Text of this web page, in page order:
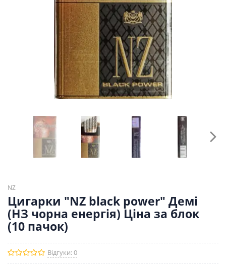
NZ
Цигарки "NZ black power" Демі
(НЗ чорна енергія) Ціна за блок
(10 пачок)
Відгуки: 0